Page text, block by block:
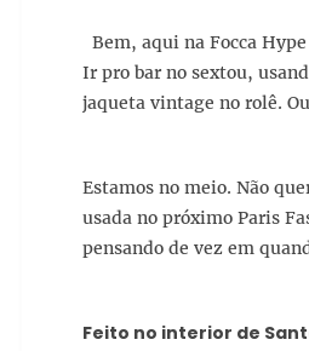
Bem, aqui na Focca
Ir pro bar no sextou,
jaqueta vintage no rolê.
Estamos no meio. Não
usada no próximo Paris
pensando de vez em
Feito no interior de